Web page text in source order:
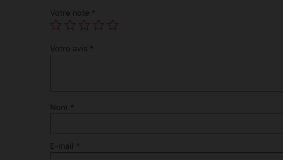
Votre note *
Votre avis *
Nom *
E-mail *